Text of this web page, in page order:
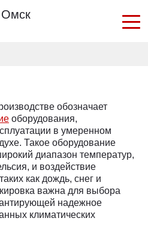
обозначает
оборудования,
в умеренном
Такое оборудование
диапазон температур,
и воздействие
как дождь, снег и
важна для выбора
надежное
климатических